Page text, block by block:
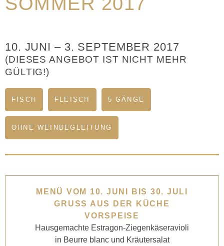
10. JUNI – 3. SEPTEMBER 2017
(DIESES ANGEBOT IST NICHT MEHR
GÜLTIG!)
FISCH FLEISCH 5 GÄNGE
OHNE WEINBEGLEITUNG
MENÜ VOM 10. JUNI BIS 30. JULI
GRUSS AUS DER KÜCHE
VORSPEISE
Hausgemachte Estragon-Ziegenkäseravioli
in Beurre blanc und Kräutersalat